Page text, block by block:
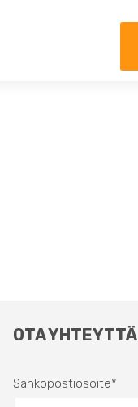
OTA YHTEYTTÄ
Sähköpostiosoite*